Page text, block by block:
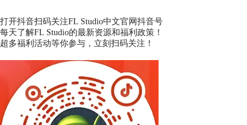
打开抖音扫码关注FL Studio中文官网抖音号
每天了解FL Studio的最新资源和福利政策！
超多福利活动等你参与，立刻扫码关注！